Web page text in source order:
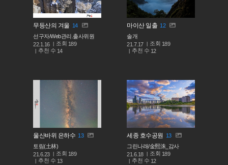
무등산의 겨울 14
선구자/Web관리.출사위원
22.1.16
조회 189
추천 수 14
마이산 일출 12
솔개
21.7.17
조회 189
추천 수 12
울산바위 은하수 13
토림(土林)
21.6.23
조회 189
추천 수 13
세종 호수공원 13
그린나래/金熙洙_감사
21.6.18
조회 189
추천 수 12